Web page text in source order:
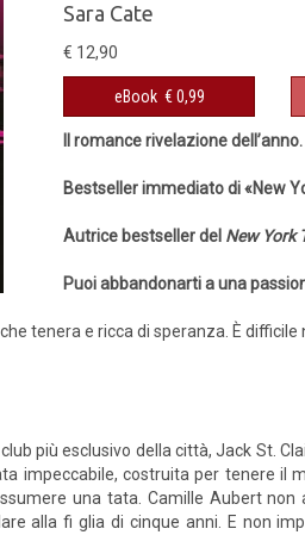
Sara Cate
€ 12,90
eBook € 0,99
Il romance rivelazione dell’anno.
Bestseller immediato di «New
Autrice bestseller del New York
Puoi abbandonarti a una
tenera e ricca di speranza. È
più esclusivo della città, Jack St.
impeccabile, costruita per tenere il
una tata. Camille Aubert
alla fi glia di cinque anni. E non